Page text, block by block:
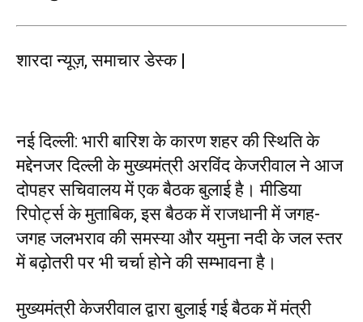
शारदा न्यूज़, समाचार डेस्क |
नई दिल्ली: भारी बारिश के कारण शहर की स्थिति के
मद्देनजर दिल्ली के मुख्यमंत्री अरविंद केजरीवाल ने आज
दोपहर सचिवालय में एक बैठक बुलाई है। मीडिया
रिपोर्ट्स के मुताबिक, इस बैठक में राजधानी में जगह-
जगह जलभराव की समस्या और यमुना नदी के जल स्तर
में बढ़ोतरी पर भी चर्चा होने की सम्भावना है।
मुख्यमंत्री केजरीवाल द्वारा बुलाई गई बैठक में मंत्री